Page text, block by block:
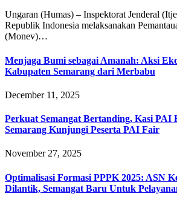
Ungaran (Humas) – Inspektorat Jenderal
Republik Indonesia melaksanakan
(Monev)…
Menjaga Bumi sebagai Amanah: Aksi
Kabupaten Semarang dari Merbabu
December 11, 2025
Perkuat Semangat Bertanding, Kasi PAI
Semarang Kunjungi Peserta PAI Fair
November 27, 2025
Optimalisasi Formasi PPPK 2025: ASN
Dilantik, Semangat Baru Untuk